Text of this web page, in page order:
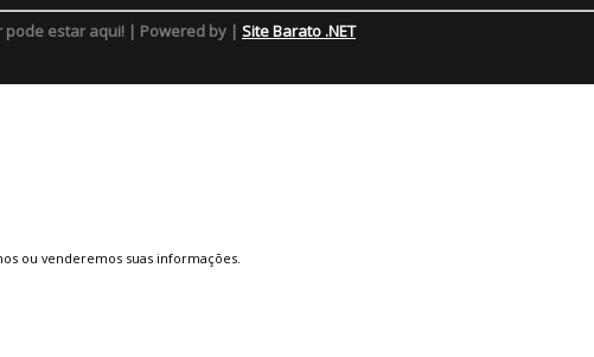
pode estar aqui! | Powered by | Site Barato .NET
ou venderemos suas informações.